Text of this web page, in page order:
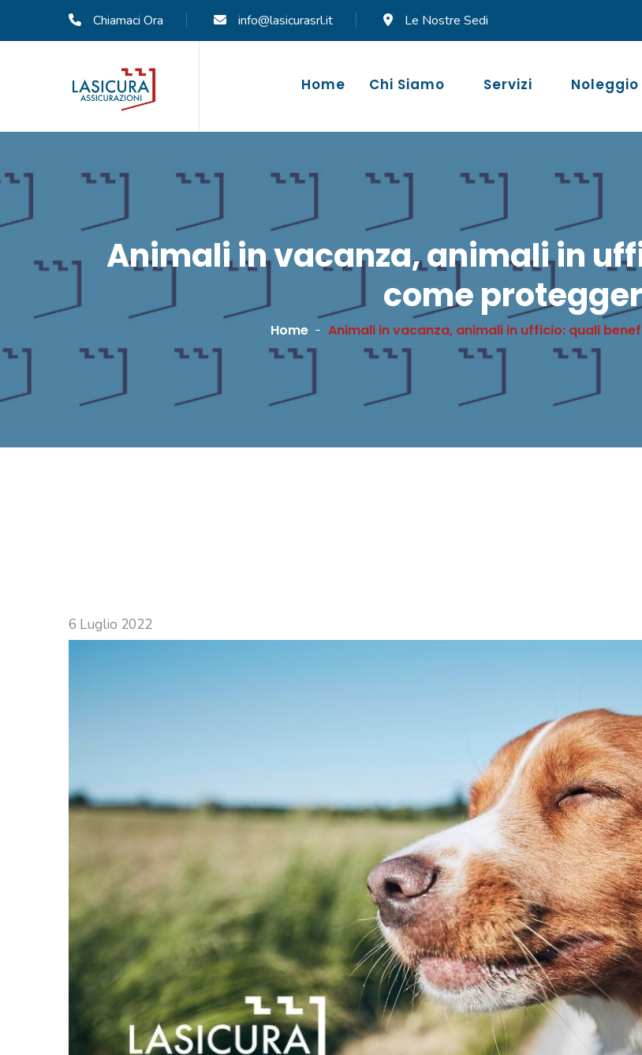
Chiamaci Ora info@lasicurasrl.it Le Nostre Sedi
Home Chi Siamo Servizi Noleggio
Animali in vacanza, animali in
come
Home Animali in vacanza, animali in ufficio: quali
6 Luglio 2022